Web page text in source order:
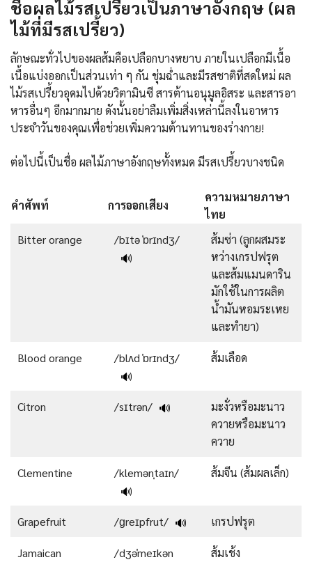
ชื่อผลไม้รสเปรี้ยวเป็นภาษาอังกฤษ (ผล
ไม้ที่มีรสเปรี้ยว)
ลักษณะทั่วไปของผลส้มคือเปลือกบางหยาบ ภายในเปลือกมีเนื้อ
เนื้อแบ่งออกเป็นส่วนเท่า ๆ กัน ชุ่มฉ่ำและมีรสชาติที่สดใหม่ ผล
ไม้รสเปรี้ยวอุดมไปด้วยวิตามินซี สารต้านอนุมูลอิสระ และสารอา
หารอื่นๆ อีกมากมาย ดังนั้นอย่าลืมเพิ่มสิ่งเหล่านี้ลงในอาหาร
ประจำวันของคุณเพื่อช่วยเพิ่มความต้านทานของร่างกาย!
ต่อไปนี้เป็นชื่อ ผลไม้ภาษาอังกฤษทั้งหมด มีรสเปรี้ยวบางชนิด
คำศัพท์ การออกเสียง
ความหมายภาษา
ไทย
Bitter orange
/bɪtə ˈɒrɪndʒ/
🔊
ส้มซ่า (ลูกผสมระ
หว่างเกรปฟรุต
และส้มแมนดาริน
มักใช้ในการผลิต
น้ำมันหอมระเหย
และทำยา)
Blood orange
/blʌd ˈɒrɪndʒ/
🔊
ส้มเลือด
Citron /sɪtrən/ 🔊
มะงั่วหรือมะนาว
ควายหรือมะนาว
ควาย
Clementine
/klemənˌtaɪn/
🔊
ส้มจีน (ส้มผลเล็ก)
Grapefruit /ɡreɪpfrut/ 🔊 เกรปฟรุต
Jamaican
/dʒəˈmeɪkən
ส้มเช้ง